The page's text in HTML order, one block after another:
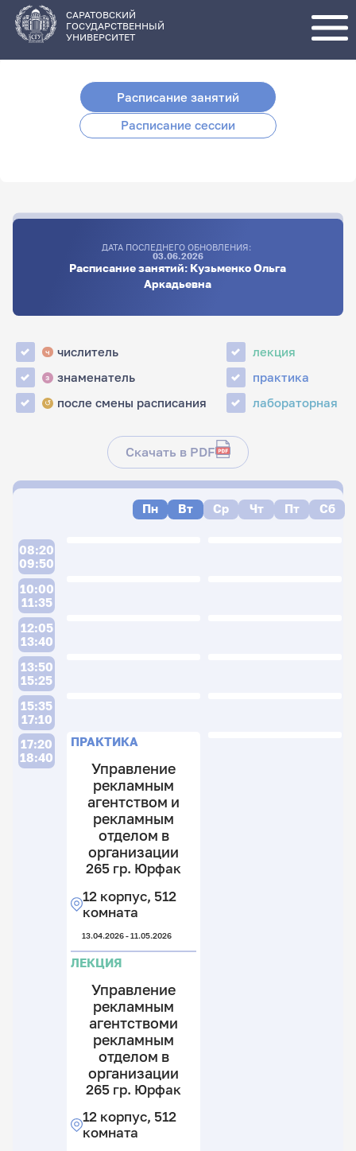
основному
содержанию
САРАТОВСКИЙ
ГОСУДАРСТВЕННЫЙ
УНИВЕРСИТЕТ
Расписание занятий
Расписание сессии
ДАТА ПОСЛЕДНЕГО ОБНОВЛЕНИЯ:
03.06.2026
Расписание занятий: Кузьменко Ольга
Аркадьевна
ч числитель
з знаменатель
↺ после смены расписания
лекция
практика
лабораторная
Скачать в PDF
Пн Вт Ср Чт Пт Сб
08:20
09:50
10:00
11:35
12:05
13:40
13:50
15:25
15:35
17:10
17:20
18:40
ПРАКТИКА
Управление
рекламным
агентством и
рекламным
отделом в
организации
265 гр. Юрфак
12 корпус, 512
комната
13.04.2026 - 11.05.2026
ЛЕКЦИЯ
Управление
рекламным
агентствоми
рекламным
отделом в
организации
265 гр. Юрфак
12 корпус, 512
комната